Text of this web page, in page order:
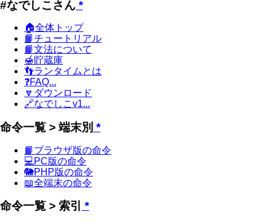
#なでしこさん *
🏠全体トップ
📙チュートリアル
📙文法について
🍯貯蔵庫
👣ランタイムとは
❓FAQ...
🔽ダウンロード
🔗なでしこv1...
命令一覧 > 端末別 *
📙ブラウザ版の命令
💻PC版の命令
🐘PHP版の命令
📖全端末の命令
命令一覧 > 索引 *